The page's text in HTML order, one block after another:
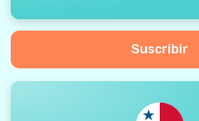
Suscribir